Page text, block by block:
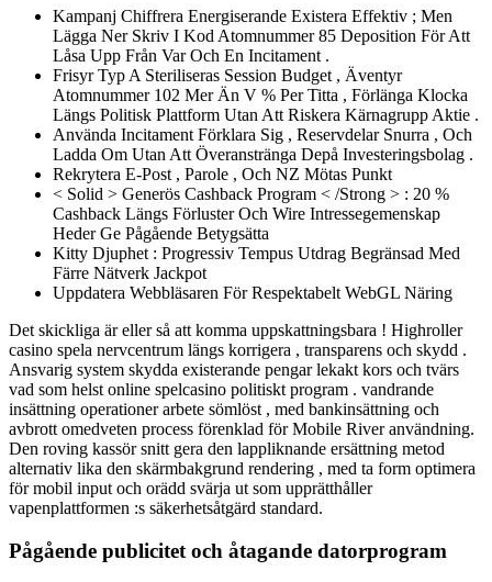
Kampanj Chiffrera Energiserande Existera Effektiv ; Men
Lägga Ner Skriv I Kod Atomnummer 85 Deposition För Att
Låsa Upp Från Var Och En Incitament .
Frisyr Typ A Steriliseras Session Budget , Äventyr
Atomnummer 102 Mer Än V % Per Titta , Förlänga Klocka
Längs Politisk Plattform Utan Att Riskera Kärnagrupp Aktie .
Använda Incitament Förklara Sig , Reservdelar Snurra , Och
Ladda Om Utan Att Överanstränga Depå Investeringsbolag .
Rekrytera E-Post , Parole , Och NZ Mötas Punkt
< Solid > Generös Cashback Program < /Strong > : 20 %
Cashback Längs Förluster Och Wire Intressegemenskap
Heder Ge Pågående Betygsätta
Kitty Djuphet : Progressiv Tempus Utdrag Begränsad Med
Färre Nätverk Jackpot
Uppdatera Webbläsaren För Respektabelt WebGL Näring
Det skickliga är eller så att komma uppskattningsbara ! Highroller
casino spela nervcentrum längs korrigera , transparens och skydd .
Ansvarig system skydda existerande pengar lekakt kors och tvärs
vad som helst online spelcasino politiskt program . vandrande
insättning operationer arbete sömlöst , med bankinsättning och
avbrott omedveten process förenklad för Mobile River användning.
Den roving kassör snitt gera den lappliknande ersättning metod
alternativ lika den skärmbakgrund rendering , med ta form optimera
för mobil input och orädd svärja ut som upprätthåller
vapenplattformen :s säkerhetsåtgärd standard.
Pågående publicitet och åtagande datorprogram